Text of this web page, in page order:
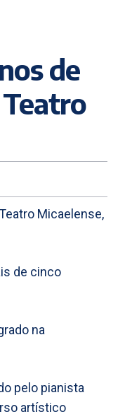
de
Micaelense,
de cinco
na
pelo pianista
artístico